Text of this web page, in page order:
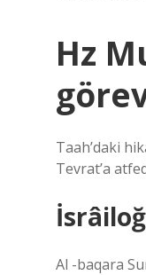
Hz
Taah’daki
Tevrat’a
Al -baqara